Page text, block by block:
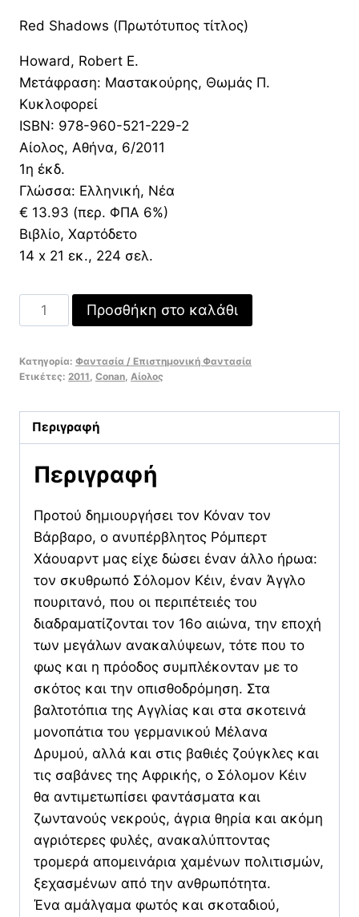
was:
13,94 €.
τιμή
είναι:
9,76 €.
Red Shadows (Πρωτότυπος τίτλος)
Howard, Robert E.
Μετάφραση: Μαστακούρης, Θωμάς Π.
Κυκλοφορεί
ISBN: 978-960-521-229-2
Αίολος, Αθήνα, 6/2011
1η έκδ.
Γλώσσα: Ελληνική, Νέα
€ 13.93 (περ. ΦΠΑ 6%)
Βιβλίο, Χαρτόδετο
14 x 21 εκ., 224 σελ.
Σόλομον
Κέιν:
σκιές
Προσθήκη στο καλάθι
Κατηγορία: Φαντασία / Επιστημονική Φαντασία
Ετικέτες: 2011 Conan Αίολος
Περιγραφή
Περιγραφή
Προτού δημιουργήσει τον Κόναν τον
Βάρβαρο, ο ανυπέρβλητος Ρόμπερτ
Χάουαρντ μας είχε δώσει έναν άλλο ήρωα:
τον σκυθρωπό Σόλομον Κέιν, έναν Άγγλο
πουριτανό, που οι περιπέτειές του
διαδραματίζονται τον 16ο αιώνα, την εποχή
των μεγάλων ανακαλύψεων, τότε που το
φως και η πρόοδος συμπλέκονταν με το
σκότος και την οπισθοδρόμηση. Στα
βαλτοτόπια της Αγγλίας και στα σκοτεινά
μονοπάτια του γερμανικού Μέλανα
Δρυμού, αλλά και στις βαθιές ζούγκλες και
τις σαβάνες της Αφρικής, ο Σόλομον Κέιν
θα αντιμετωπίσει φαντάσματα και
ζωντανούς νεκρούς, άγρια θηρία και ακόμη
αγριότερες φυλές, ανακαλύπτοντας
τρομερά απομεινάρια χαμένων πολιτισμών,
ξεχασμένων από την ανθρωπότητα.
Ένα αμάλγαμα φωτός και σκοταδιού,